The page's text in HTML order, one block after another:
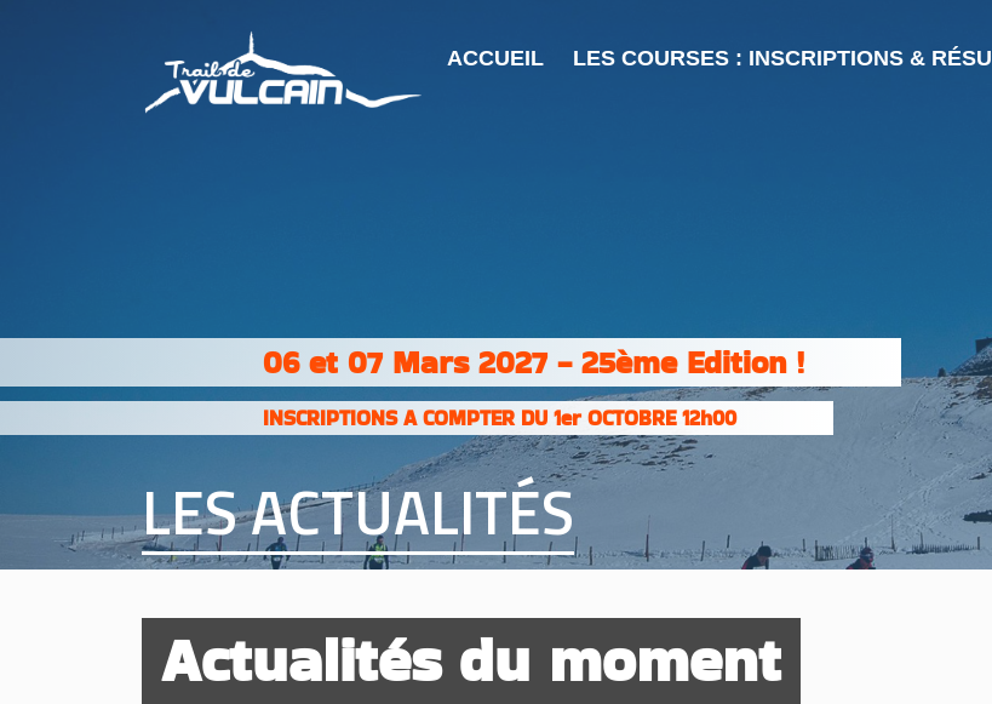
ACCUEIL LES COURSES : INSCRIPTIONS &
06 et 07 Mars 2027 - 25ème Edition !
INSCRIPTIONS A COMPTER DU 1er OCTOBRE 12h00
LES ACTUALITÉS
Actualités du moment